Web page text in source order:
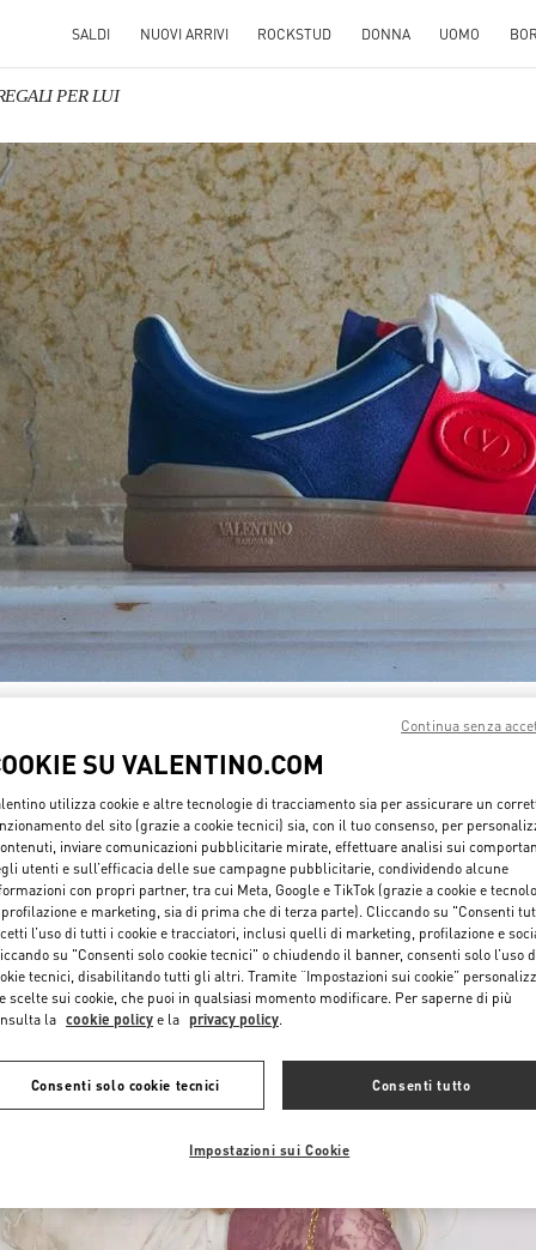
SALDI NUOVI ARRIVI ROCKSTUD DONNA UOMO
PER LUI
IN NEW TAB
SCOPRI DI PIÙ
Link
NUOVI ARRIVI
SU VALENTINO.COM
utilizza cookie e altre tecnologie di tracciamento sia per assicurare un
del sito (grazie a cookie tecnici) sia, con il tuo consenso, per
inviare comunicazioni pubblicitarie mirate, effettuare analisi sui
utenti e sull’efficacia delle sue campagne pubblicitarie, condividendo alcune
con propri partner, tra cui Meta, Google e TikTok (grazie a cookie e
e marketing, sia di prima che di terza parte). Cliccando su "Consenti
l’uso di tutti i cookie e tracciatori, inclusi quelli di marketing, profilazione e
su "Consenti solo cookie tecnici" o chiudendo il banner, consenti solo l’uso
tecnici, disabilitando tutti gli altri. Tramite “Impostazioni sui cookie”
scelte sui cookie, che puoi in qualsiasi momento modificare. Per saperne di più
la cookie policy e la privacy policy.
Consenti solo cookie tecnici Consenti tutto
Impostazioni sui Cookie
Continua senza